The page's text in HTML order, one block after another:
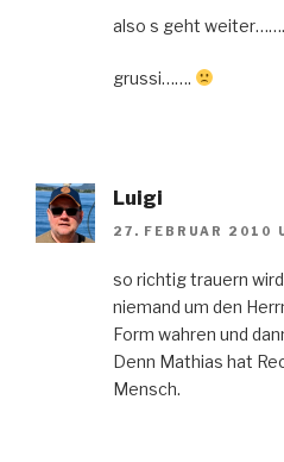
also s geht
grussi…….
Luigi
27. FEBRUAR 2010
so richtig trauern
niemand um den
Form wahren und
Denn Mathias hat
Mensch.